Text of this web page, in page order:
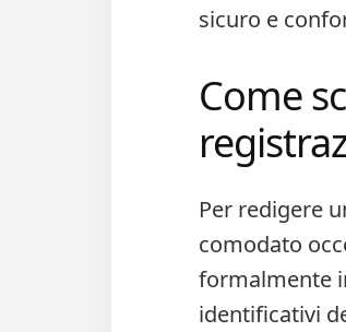
sicuro e
Come
Per redigere
comodato
formalmente
identificativi